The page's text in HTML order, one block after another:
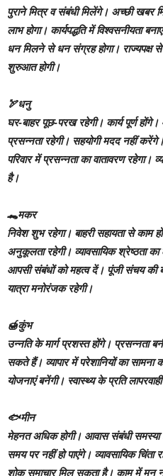
पुराने मित्र व संबंधी मिलेंगे। अच्‍छी खबर
लाभ होगा। कार्यपद्धति में विश्वसनीयता
धन मिलने से धन संग्रह होगा। राज्यपक्ष
शुरुआत होगी।
🏹धनु
घर-बाहर पूछ-परख रहेगी। कार्य पूर्ण
प्रसन्नता रहेगी। सहयोगी मदद नहीं
परिवार में प्रसन्नता का वातावरण रहेगा।
है।
🐊मकर
निवेश शुभ रहेगा। बाहरी सहायता से काम
अनुकूलता रहेगी। व्यावसायिक श्रेष्ठता
आपसी संबंधों को महत्व दें। पूंजी संचय की
यात्रा मनोरंजक रहेगी।
🍯कुंभ
उन्नति के मार्ग प्रशस्त होंगे। प्रसन्नता
सकते हैं। व्यापार में परेशानियों का सामना
योजनाएं बनेंगी। स्वास्थ्य के प्रति
🐟मीन
मेहनत अधिक होगी। आवास संबंधी
समय पर नहीं हो पाएंगे। व्यावसायिक
शोक समाचार मिल सकता है। काम में मन